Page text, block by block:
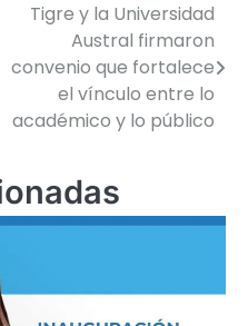
Tigre y la Universidad
Austral firmaron
convenio que fortalece
el vínculo entre lo
académico y lo público